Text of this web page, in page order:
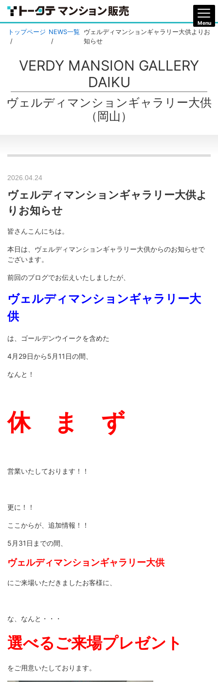
トップページ NEWS一覧
ヴェルディマンションギャラリー大供よりお
知らせ
ヴェルディマンションギャラリー大供
（岡山）
VERDY MANSION GALLERY
DAIKU
2026.04.24
ヴェルディマンションギャラリー大供よ
りお知らせ
皆さんこんにちは。
本日は、ヴェルディマンションギャラリー大供からのお知らせで
ございます。
前回のブログでお伝えいたしましたが、
ヴェルディマンションギャラリー大
供
は、ゴールデンウイークを含めた
4月29日から5月11日の間、
なんと！
休 ま ず
営業いたしております！！
更に！！
ここからが、追加情報！！
5月31日までの間、
ヴェルディマンションギャラリー大供
にご来場いただきましたお客様に、
な、なんと・・・
選べるご来場プレゼント
をご用意いたしております。